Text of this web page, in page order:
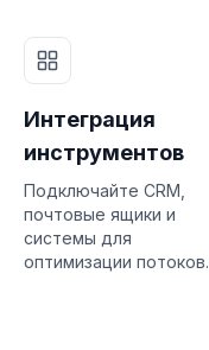
Интеграция
инструментов
Подключайте CRM,
почтовые ящики и
системы для
оптимизации потоков.